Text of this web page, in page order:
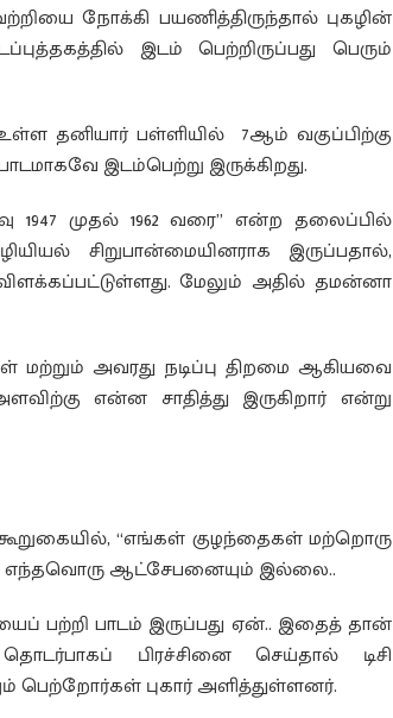
நோக்கி பயணித்திருந்தால் புகழின்
இடம் பெற்றிருப்பது பெரும்
தனியார் பள்ளியில் 7ஆம் வகுப்பிற்கு
இடம்பெற்று இருக்கிறது.
1947 முதல் 1962 வரை” என்ற தலைப்பில்
சிறுபான்மையினராக இருப்பதால்,
மேலும் அதில் தமன்னா
மற்றும் அவரது நடிப்பு திறமை ஆகியவை
என்ன சாதித்து இருகிறார் என்று
“எங்கள் குழந்தைகள் மற்றொரு
எந்தவொரு ஆட்சேபனையும் இல்லை..
பற்றி பாடம் இருப்பது ஏன்.. இதைத் தான்
பிரச்சினை செய்தால் டிசி
பெற்றோர்கள் புகார் அளித்துள்ளனர்.